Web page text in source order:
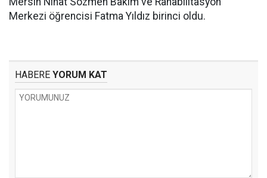
Merkezi öğrencisi Fatma Yıldız birinci oldu.
HABERE YORUM KAT